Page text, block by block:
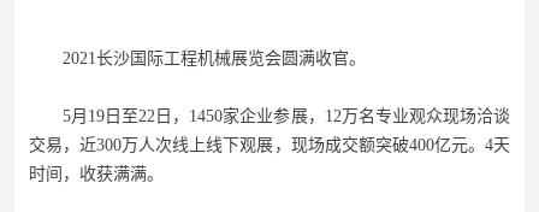
2021长沙国际工程机械展览会圆满收官。
5月19日至22日，1450家企业参展，12万名专业观众现场洽谈
交易，近300万人次线上线下观展，现场成交额突破400亿元。4天
时间，收获满满。